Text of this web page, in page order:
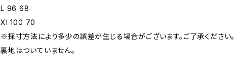
L 96 68
Xl 100 70
※採寸方法により多少の誤差が生じる場合がございます。ご了承ください。
裏地はついていません。